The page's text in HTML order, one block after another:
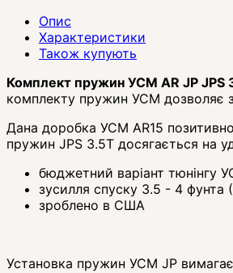
Опис
Характеристики
Також купують
Комплект пружин УСМ AR JP JPS
комплекту пружин УСМ дозволяє
Дана доробка УСМ AR15 позитивно
пружин JPS 3.5T досягається на
бюджетний варіант тюнінгу
зусилля спуску 3.5 - 4 фунта
зроблено в США
Установка пружин УСМ JP вимагає